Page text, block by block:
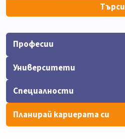
Търси
Професии
Университети
Специалности
Планирай кариерата си